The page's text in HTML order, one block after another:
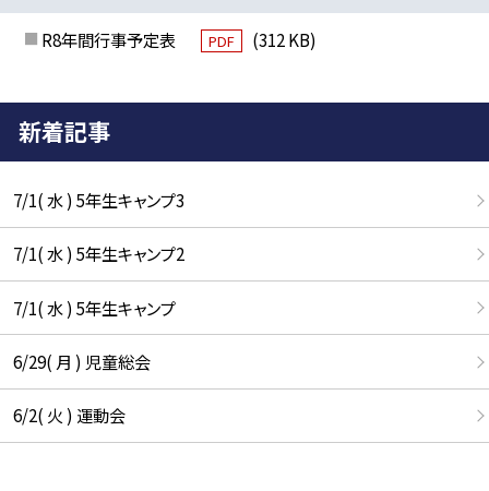
R8年間行事予定表 PDF (312 KB)
新着記事
7/1( 水 ) 5年生キャンプ3
7/1( 水 ) 5年生キャンプ2
7/1( 水 ) 5年生キャンプ
6/29( 月 ) 児童総会
6/2( 火 ) 運動会